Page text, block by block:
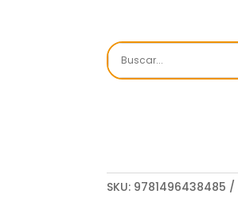
SKU: 9781496438485